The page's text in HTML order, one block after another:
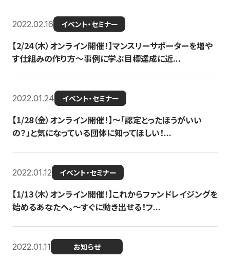
2022.02.16 イベント・セミナー
【2/24（木）オンライン開催！】マンスリーサポーターを増や
す仕組みの作り方〜事例に学ぶ目標達成に近...
2022.01.24 イベント・セミナー
【1/28（金）オンライン開催！】〜「認定とったほうがいい
の？」と気になっている団体に知ってほしい！...
2022.01.12 イベント・セミナー
【1/13（木）オンライン開催！】これからファンドレイジングを
始めるあなたへ。〜すぐに動き出せる！フ...
2022.01.11 お知らせ